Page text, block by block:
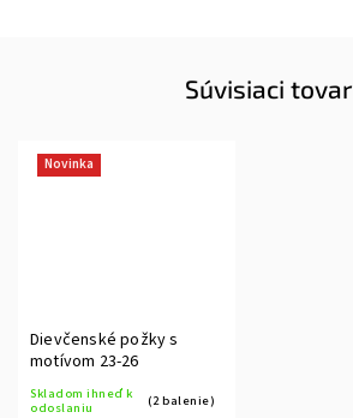
Súvisiaci tovar
Novinka
Dievčenské požky s
motívom 23-26
Skladom ihneď k
odoslaniu
(2 balenie)